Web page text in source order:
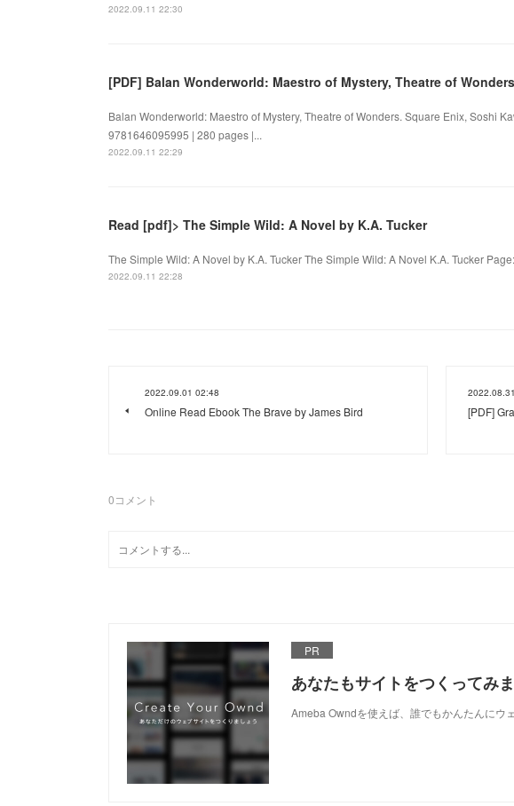
2022.09.11 22:30
[PDF] Balan Wonderworld: Maestro of Mystery, Theatre of
Balan Wonderworld: Maestro of Mystery, Theatre of Wonders. Square Enix, Soshi
9781646095995 | 280 pages |...
2022.09.11 22:29
Read [pdf]> The Simple Wild: A Novel by K.A. Tucker
The Simple Wild: A Novel by K.A. Tucker The Simple Wild: A Novel K.A. Tucker
2022.09.11 22:28
2022.09.01 02:48
Online Read Ebook The Brave by James Bird [PDF]
0コメント
PR
あなたもサイトをつくってみ
Ameba Owndを使えば、誰でもかんたんにウ